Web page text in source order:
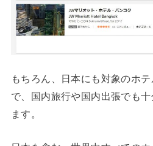
もちろん、日本にも対象のホ
で、国内旅行や国内出張でも
ます。